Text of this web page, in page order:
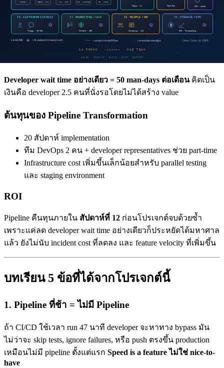
Developer wait time (25 คน x เฉลี่ย 2 วัน
blocked)
50 man-days/เดือน
Incident response (1 ใน 3 deploys)
On-call + reputation
cost
Opportunity cost (features ที่ deploy ไม่ทัน)
Developer wait time อย่างเดียว = 50 man-days ต่อเดือนคิดเป็น
เงินคือ developer 2.5 คนที่นั่งรอโดยไม่ได้สร้าง value
ต้นทุนของ Pipeline Transformation
20 สัปดาห์ implementation
ทีม DevOps 2 คน + developer representatives ช่วย part-time
Infrastructure cost เพิ่มขึ้นเล็กน้อยสำหรับ parallel testing
และ staging environment
ROI
Pipeline คืนทุนภายใน สัปดาห์ที่ 12 ก่อนโปรเจกต์จบด้วยซ้ำ
เพราะแค่ลด developer wait time อย่างเดียวก็ประหยัดได้มหาศาล
แล้ว ยังไม่นับ incident cost ที่ลดลง และ feature velocity ที่เพิ่มขึ้น
บทเรียน 5 ข้อที่ได้จากโปรเจกต์นี้
1. Pipeline ที่ช้า = ไม่มี Pipeline
ถ้า CI/CD ใช้เวลา run 47 นาที developer จะหาทาง bypass มัน
ไม่ว่าจะ skip tests, ignore failures, หรือ push ตรงขึ้น production
เหมือนไม่มี pipeline ตั้งแต่แรก Speed is a feature ไม่ใช่ nice-to-
have